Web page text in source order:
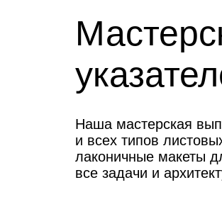
Наша мастерская
и всех типов
лаконичные макеты
все задачи и